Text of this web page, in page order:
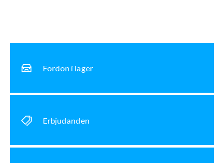
Fordon i lager
Erbjudanden